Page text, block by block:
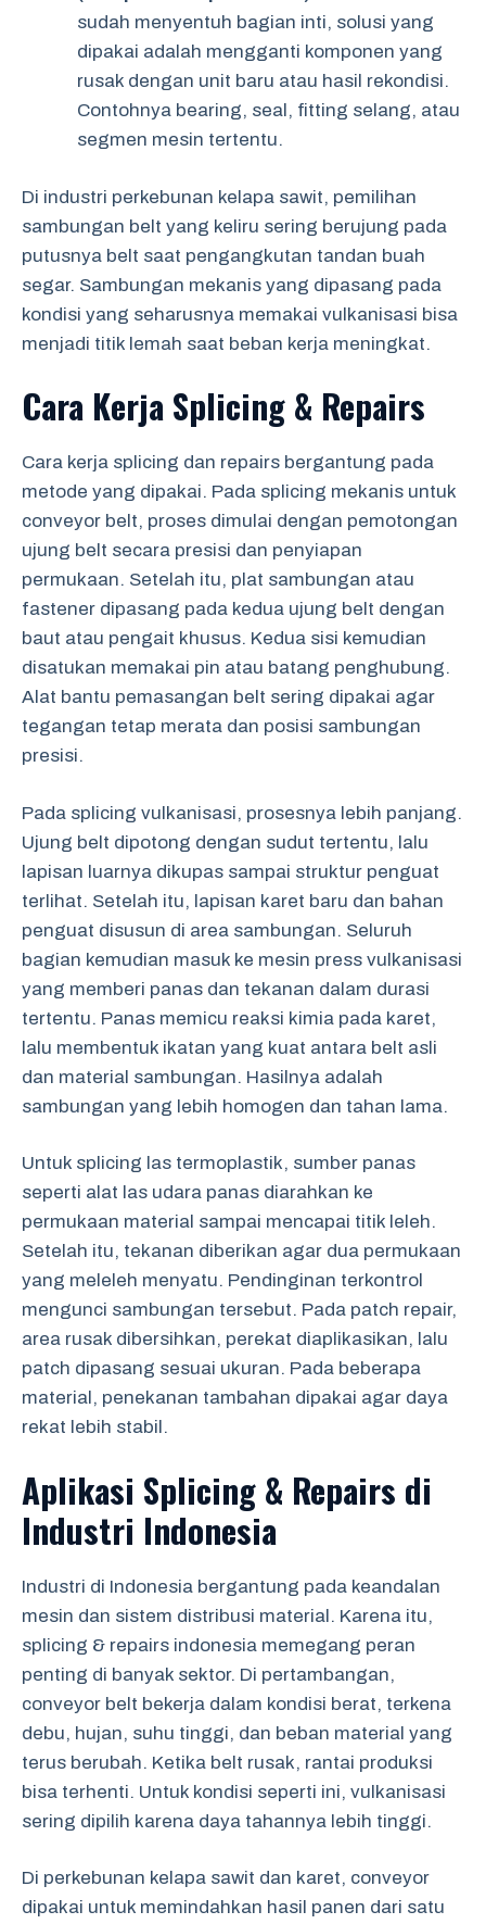
sudah menyentuh bagian inti, solusi yang
dipakai adalah mengganti komponen yang
rusak dengan unit baru atau hasil rekondisi.
Contohnya bearing, seal, fitting selang, atau
segmen mesin tertentu.
Di industri perkebunan kelapa sawit, pemilihan
sambungan belt yang keliru sering berujung pada
putusnya belt saat pengangkutan tandan buah
segar. Sambungan mekanis yang dipasang pada
kondisi yang seharusnya memakai vulkanisasi bisa
menjadi titik lemah saat beban kerja meningkat.
Cara Kerja Splicing & Repairs
Cara kerja splicing dan repairs bergantung pada
metode yang dipakai. Pada splicing mekanis untuk
conveyor belt, proses dimulai dengan pemotongan
ujung belt secara presisi dan penyiapan
permukaan. Setelah itu, plat sambungan atau
fastener dipasang pada kedua ujung belt dengan
baut atau pengait khusus. Kedua sisi kemudian
disatukan memakai pin atau batang penghubung.
Alat bantu pemasangan belt sering dipakai agar
tegangan tetap merata dan posisi sambungan
presisi.
Pada splicing vulkanisasi, prosesnya lebih panjang.
Ujung belt dipotong dengan sudut tertentu, lalu
lapisan luarnya dikupas sampai struktur penguat
terlihat. Setelah itu, lapisan karet baru dan bahan
penguat disusun di area sambungan. Seluruh
bagian kemudian masuk ke mesin press vulkanisasi
yang memberi panas dan tekanan dalam durasi
tertentu. Panas memicu reaksi kimia pada karet,
lalu membentuk ikatan yang kuat antara belt asli
dan material sambungan. Hasilnya adalah
sambungan yang lebih homogen dan tahan lama.
Untuk splicing las termoplastik, sumber panas
seperti alat las udara panas diarahkan ke
permukaan material sampai mencapai titik leleh.
Setelah itu, tekanan diberikan agar dua permukaan
yang meleleh menyatu. Pendinginan terkontrol
mengunci sambungan tersebut. Pada patch repair,
area rusak dibersihkan, perekat diaplikasikan, lalu
patch dipasang sesuai ukuran. Pada beberapa
material, penekanan tambahan dipakai agar daya
rekat lebih stabil.
Aplikasi Splicing & Repairs di
Industri Indonesia
Industri di Indonesia bergantung pada keandalan
mesin dan sistem distribusi material. Karena itu,
splicing & repairs indonesia memegang peran
penting di banyak sektor. Di pertambangan,
conveyor belt bekerja dalam kondisi berat, terkena
debu, hujan, suhu tinggi, dan beban material yang
terus berubah. Ketika belt rusak, rantai produksi
bisa terhenti. Untuk kondisi seperti ini, vulkanisasi
sering dipilih karena daya tahannya lebih tinggi.
Di perkebunan kelapa sawit dan karet, conveyor
dipakai untuk memindahkan hasil panen dari satu